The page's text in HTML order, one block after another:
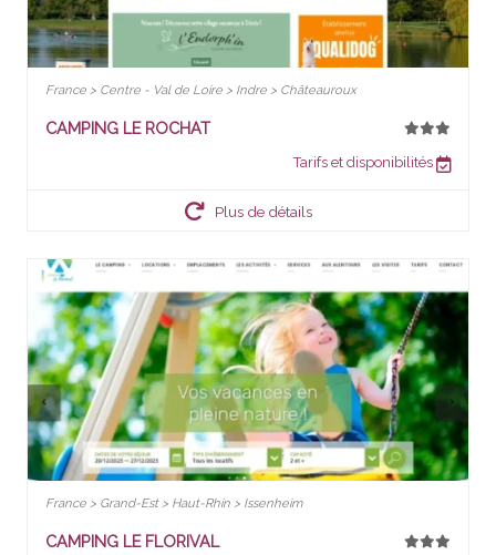
France > Centre - Val de Loire > Indre > Châteauroux
CAMPING LE ROCHAT
Tarifs et disponibilités
Plus de détails
France > Grand-Est > Haut-Rhin > Issenheim
CAMPING LE FLORIVAL